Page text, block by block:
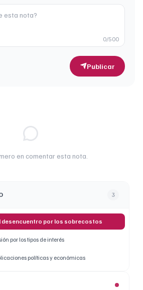
0/500
Publicar
en comentar esta nota.
3
desencuentro por los sobrecostos
por los tipos de interés
políticas y económicas